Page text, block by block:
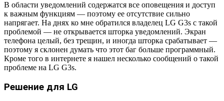
В области уведомлений содержатся все оповещения и доступ
к важным функциям — поэтому ее отсутствие сильно
напрягает. На днях ко мне обратился владелец LG G3s с такой
проблемой — не открывается шторка уведомлений. Экран
телефона целый, без трещин, и иногда шторка срабатывает —
поэтому я склонен думать что этот баг больше программный.
Кроме того в интернете я нашел несколько сообщений о такой
проблеме на LG G3s.
Решение для LG